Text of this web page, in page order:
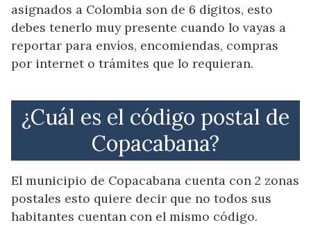
asignados a Colombia son de 6 dígitos, esto
debes tenerlo muy presente cuando lo vayas a
reportar para envíos, encomiendas, compras
por internet o trámites que lo requieran.
¿Cuál es el código postal de
Copacabana?
El municipio de Copacabana cuenta con 2 zonas
postales esto quiere decir que no todos sus
habitantes cuentan con el mismo código.